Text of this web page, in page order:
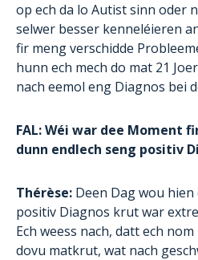
op ech da lo Autist sinn oder
selwer besser kenneléieren
fir meng verschidde
hunn ech mech do mat 21
nach eemol eng Diagnos bei
FAL: Wéi war dee Moment
dunn endlech seng positiv
Thérèse: Deen Dag wou
positiv Diagnos krut war
Ech weess nach, datt ech
dovu matkrut, wat nach